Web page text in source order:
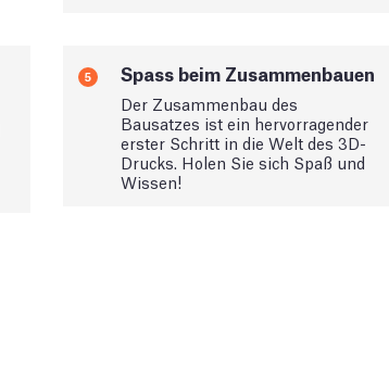
5 Spass beim Zusammenbauen
Der Zusammenbau des
Bausatzes ist ein hervorragender
erster Schritt in die Welt des 3D-
Drucks. Holen Sie sich Spaß und
Wissen!